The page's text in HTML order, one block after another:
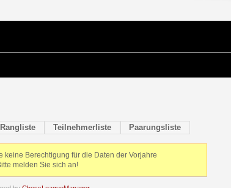
Rangliste Teilnehmerliste Paarungsliste
keine Berechtigung für die Daten der Vorjahre
melden Sie sich an!